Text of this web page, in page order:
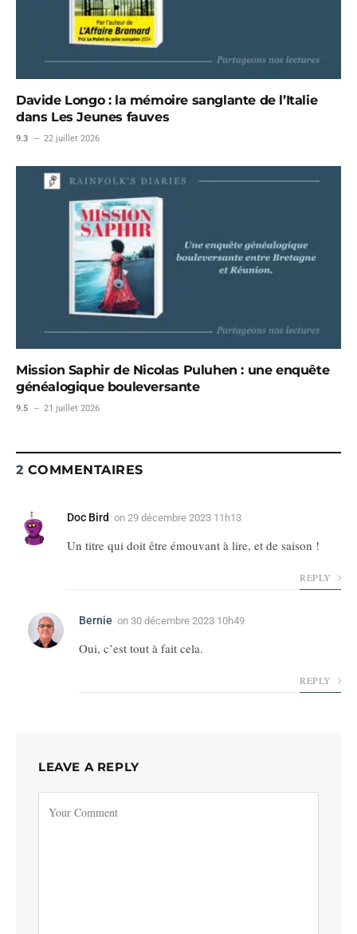
Davide Longo : la mémoire sanglante de l’Italie
dans Les Jeunes fauves
9.3 22 juillet 2026
Mission Saphir de Nicolas Puluhen : une enquête
généalogique bouleversante
9.5 21 juillet 2026
2 COMMENTAIRES
Doc Bird on 29 décembre 2023 11h13
Un titre qui doit être émouvant à lire, et de saison !
REPLY
Bernie on 30 décembre 2023 10h49
Oui, c’est tout à fait cela.
REPLY
LEAVE A REPLY